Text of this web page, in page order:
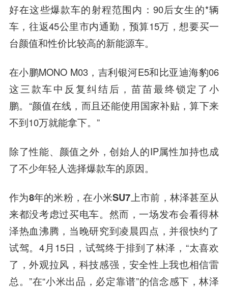
好在这些爆款车的射程范围内：90后女生的*辆
车，往返45公里市内通勤，预算15万，想要买一
台颜值和性价比较高的新能源车。
在小鹏MONO M03，吉利银河E5和比亚迪海豹06
这三款车中反复纠结后，苗苗最终锁定了小
鹏。“颜值在线，而且还能使用国家补贴，算下来
不到10万就能拿下。”
除了性能、颜值之外，创始人的IP属性加持也成
了不少年轻人选择爆款车的原因。
作为8年的米粉，在小米SU7上市前，林泽甚至从
来都没考虑过买电车。 然而，一场发布会看得林
泽热血沸腾，当晚研究到凌晨四点，并很快约了
试驾。4月15日，试驾终于排到了林泽，“太喜欢
了，外观拉风，科技感强，安全性上我也相信雷
总。”在“小米出品，必定靠谱”的信念感下，林泽